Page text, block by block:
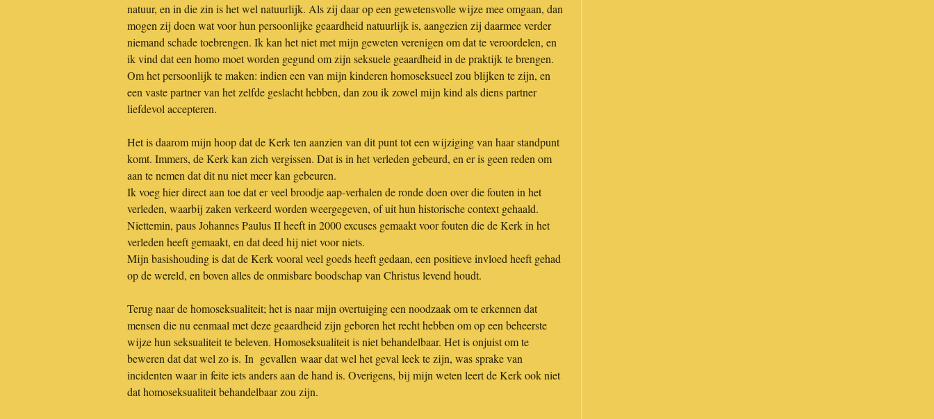
natuur, en in die zin is het wel natuurlijk. Als zij daar op een gewetensvolle wijze mee omgaan, dan
mogen zij doen wat voor hun persoonlijke geaardheid natuurlijk is, aangezien zij daarmee verder
niemand schade toebrengen. Ik kan het niet met mijn geweten verenigen om dat te veroordelen, en
ik vind dat een homo moet worden gegund om zijn seksuele geaardheid in de praktijk te brengen.
Om het persoonlijk te maken: indien een van mijn kinderen homoseksueel zou blijken te zijn, en
een vaste partner van het zelfde geslacht hebben, dan zou ik zowel mijn kind als diens partner
liefdevol accepteren.
Het is daarom mijn hoop dat de Kerk ten aanzien van dit punt tot een wijziging van haar standpunt
komt. Immers, de Kerk kan zich vergissen. Dat is in het verleden gebeurd, en er is geen reden om
aan te nemen dat dit nu niet meer kan gebeuren.
Ik voeg hier direct aan toe dat er veel broodje aap-verhalen de ronde doen over die fouten in het
verleden, waarbij zaken verkeerd worden weergegeven, of uit hun historische context gehaald.
Niettemin, paus Johannes Paulus II heeft in 2000 excuses gemaakt voor fouten die de Kerk in het
verleden heeft gemaakt, en dat deed hij niet voor niets.
Mijn basishouding is dat de Kerk vooral veel goeds heeft gedaan, een positieve invloed heeft gehad
op de wereld, en boven alles de onmisbare boodschap van Christus levend houdt.
Terug naar de homoseksualiteit; het is naar mijn overtuiging een noodzaak om te erkennen dat
mensen die nu eenmaal met deze geaardheid zijn geboren het recht hebben om op een beheerste
wijze hun seksualiteit te beleven. Homoseksualiteit is niet behandelbaar. Het is onjuist om te
beweren dat dat wel zo is. In gevallen waar dat wel het geval leek te zijn, was sprake van
incidenten waar in feite iets anders aan de hand is. Overigens, bij mijn weten leert de Kerk ook niet
dat homoseksualiteit behandelbaar zou zijn.